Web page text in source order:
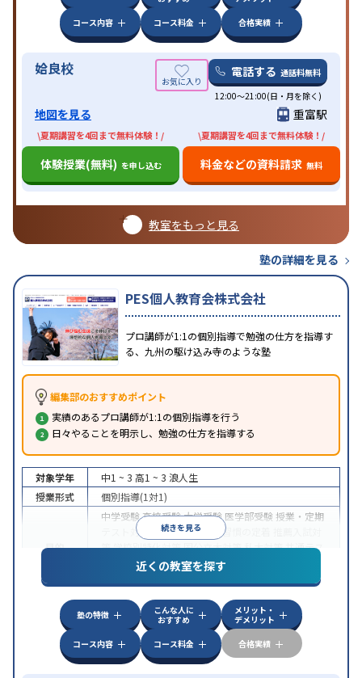
コース内容
コース料金 合格実績
姶良校 電話する 通話料無料
12:00～21:00(日・月を除く)
地図を見る 重富駅
\夏期講習を4回まで無料体験！/
体験授業(無料) を申し込む
\夏期講習を4回まで無料体験！/
料金などの資料請求 無料
教室をもっと見る
塾の詳細を見る
PES個人教育会株式会社
プロ講師が1:1の個別指導で勉強の仕方を指導す
る、九州の駆け込み寺のような塾
編集部のおすすめポイント
実績のあるプロ講師が1:1の個別指導を行う
日々やることを明示し、勉強の仕方を指導する
続きを見る
対象学年 中1 ~ 3 高1 ~ 3 浪人生
授業形式
個別指導(1対1)
目的
中学受験高校受験大学受験 医学部受験 授業・定期
テスト対策
内申点対策 学習習慣の定着
策学校別特化対策国公立大対策私大対策共通テス
英検(英語検定)対策数学特化対策
特徴
中高一貫校生に対応授業の振替可能不登校生に対
応 1科目から受講可能 季節講習のみの受講可
近くの教室を探す
塾の特徴
こんな人に
おすすめ
メリット・
デメリット
コース内容
コース料金 合格実績